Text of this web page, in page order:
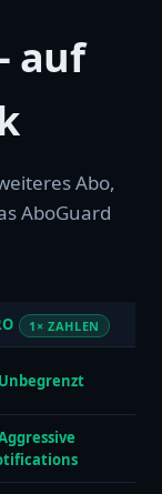
auf
Abo,
AboGuard
1× ZAHLEN